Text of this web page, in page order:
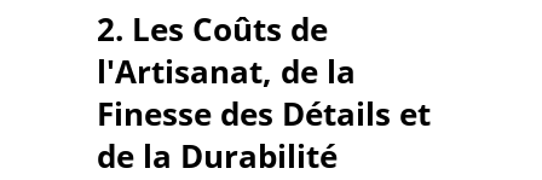
2. Les Coûts de
l'Artisanat, de la
Finesse des Détails et
de la Durabilité